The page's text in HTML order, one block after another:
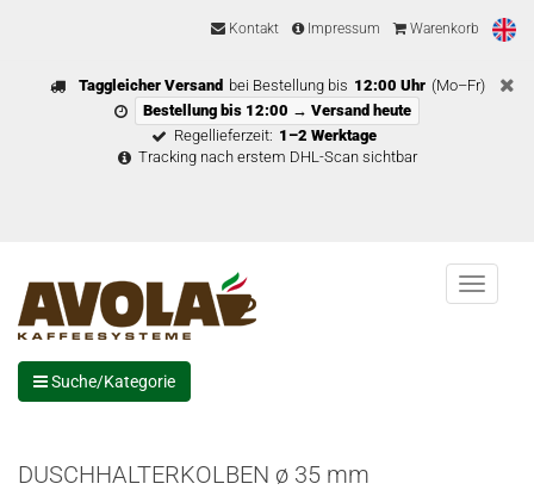
Kontakt Impressum Warenkorb
Taggleicher Versand bei Bestellung bis 12:00 Uhr (Mo–Fr)
Bestellung bis 12:00 → Versand heute
Regellieferzeit: 1–2 Werktage
Tracking nach erstem DHL-Scan sichtbar
Menu
Suche/Kategorie
DUSCHHALTERKOLBEN ø 35 mm